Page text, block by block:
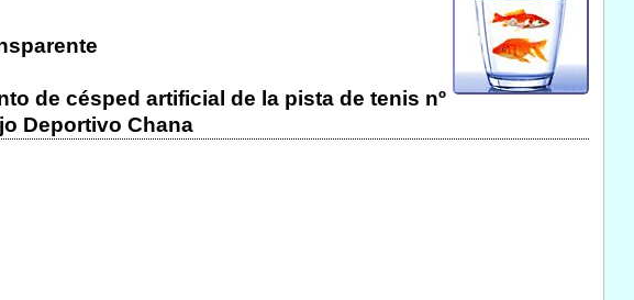
de césped artificial de la pista de tenis nº
Deportivo Chana